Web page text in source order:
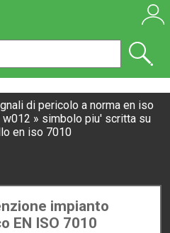
di pericolo a norma en iso
» simbolo piu' scritta su
en iso 7010
impianto
EN ISO 7010